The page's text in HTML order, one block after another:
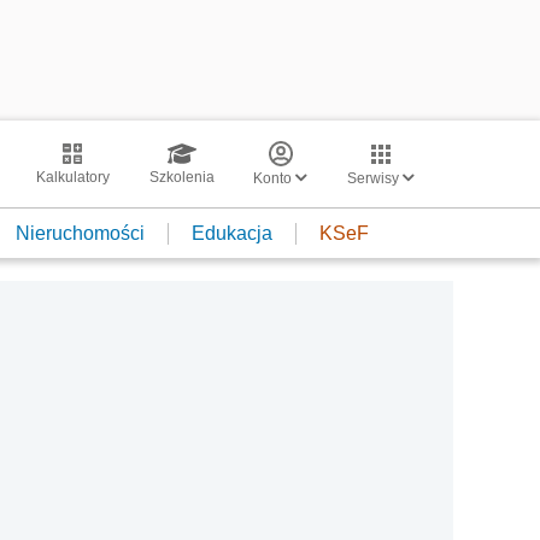
Kalkulatory Szkolenia Konto Serwisy
Nieruchomości Edukacja KSeF